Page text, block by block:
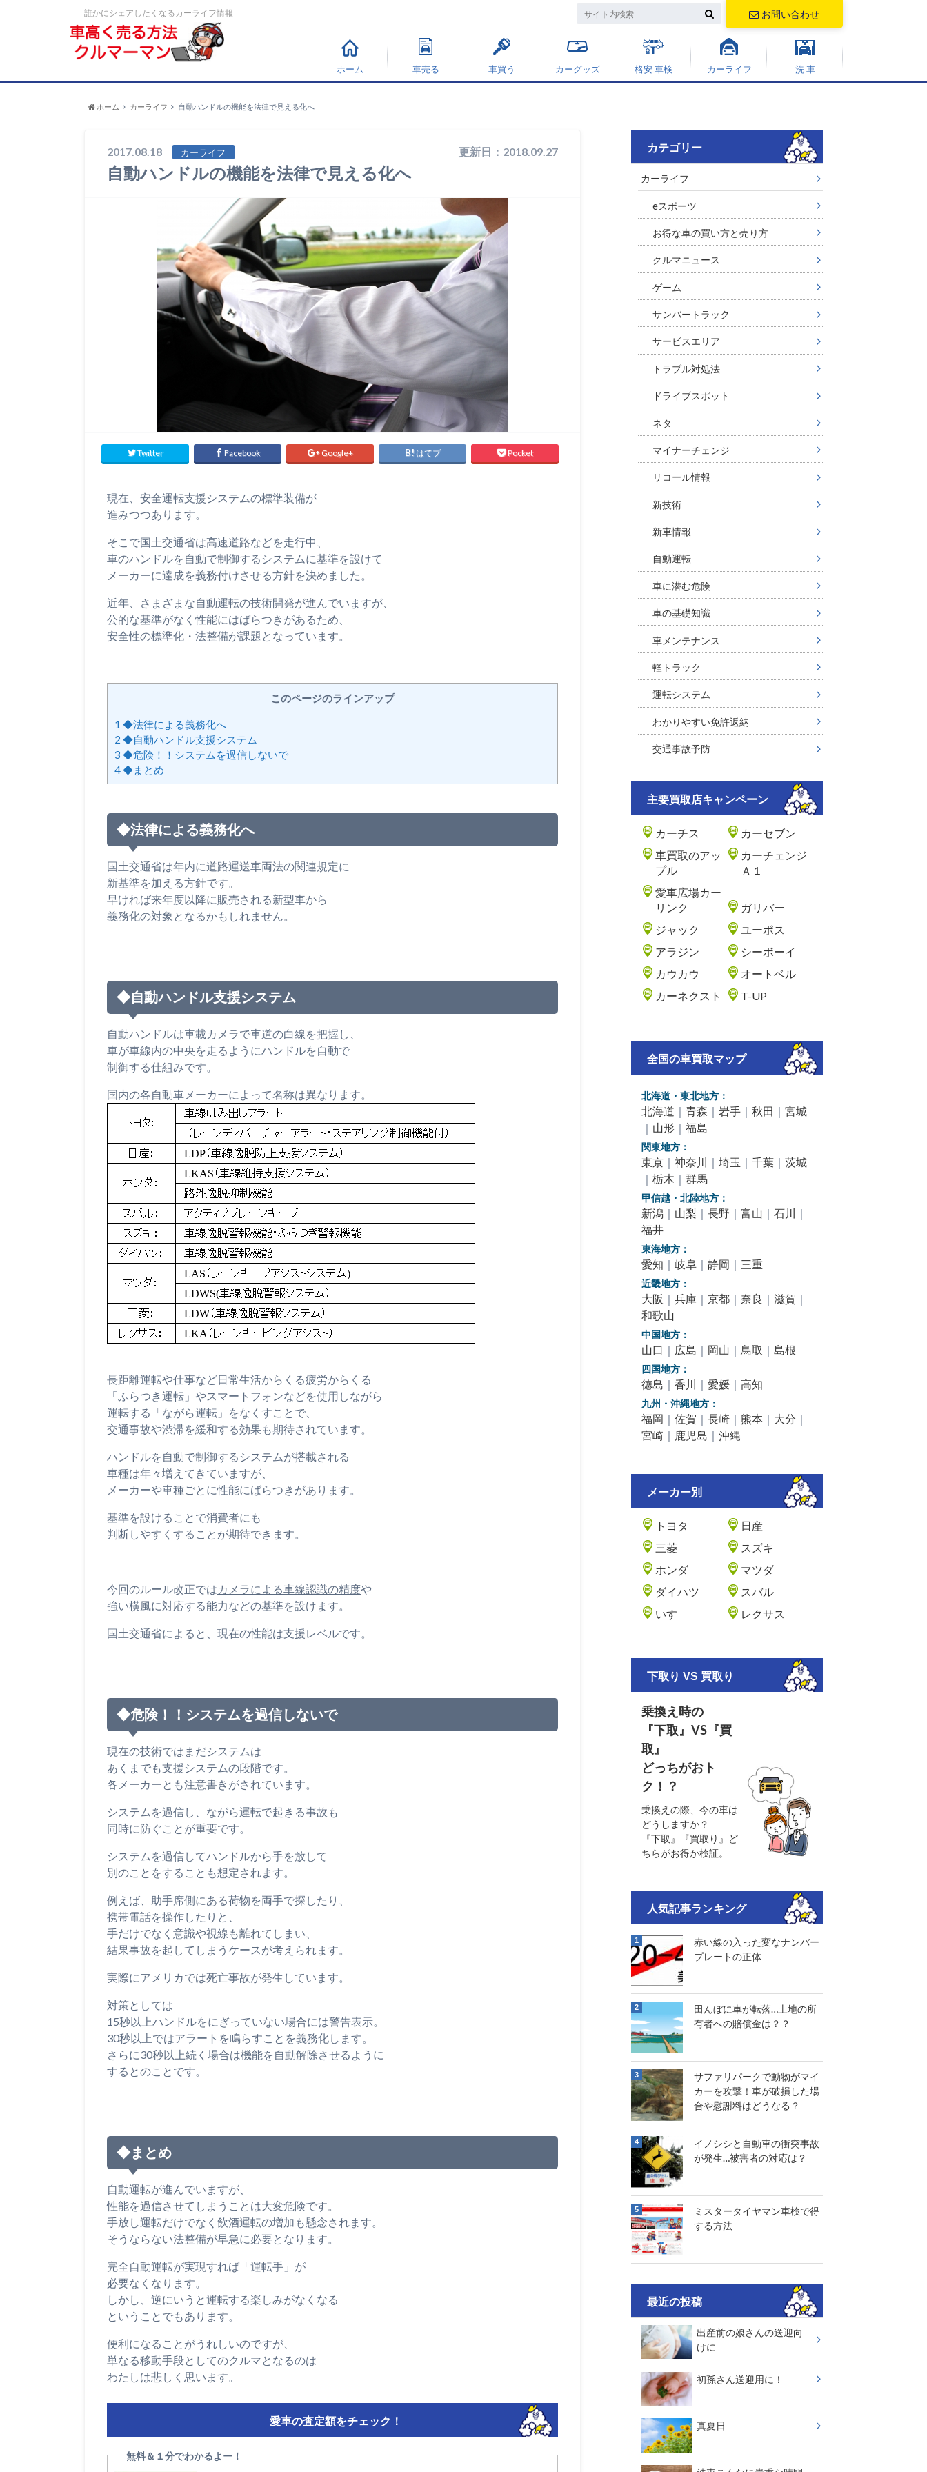
誰かにシェアしたくなるカーライフ情報 お問い合わせ
ホーム 車売る 車買う カーグッズ 格安 車検 カーライフ 洗 車
ホーム カーライフ 自動ハンドルの機能を法律で見える化へ
2017.08.18 カーライフ 更新日：2018.09.27
自動ハンドルの機能を法律で見える化へ
Twitter Facebook Google+ はてブ Pocket
現在、安全運転支援システムの標準装備が
進みつつあります。
そこで国土交通省は高速道路などを走行中、
車のハンドルを自動で制御するシステムに基準を設けて
メーカーに達成を義務付けさせる方針を決めました。
近年、さまざまな自動運転の技術開発が進んでいますが、
公的な基準がなく性能にはばらつきがあるため、
安全性の標準化・法整備が課題となっています。
このページのラインアップ
1 ◆法律による義務化へ
2 ◆自動ハンドル支援システム
3 ◆危険！！システムを過信しないで
4◆まとめ
◆法律による義務化へ
国土交通省は年内に道路運送車両法の関連規定に
新基準を加える方針です。
早ければ来年度以降に販売される新型車から
義務化の対象となるかもしれません。
◆自動ハンドル支援システム
自動ハンドルは車載カメラで車道の白線を把握し、
車が車線内の中央を走るようにハンドルを自動で
制御する仕組みです。
国内の各自動車メーカーによって名称は異なります。
長距離運転や仕事など日常生活からくる疲労からくる
「ふらつき運転」やスマートフォンなどを使用しながら
運転する「ながら運転」をなくすことで、
交通事故や渋滞を緩和する効果も期待されています。
ハンドルを自動で制御するシステムが搭載される
車種は年々増えてきていますが、
メーカーや車種ごとに性能にばらつきがあります。
基準を設けることで消費者にも
判断しやすくすることが期待できます。
今回のルール改正ではカメラによる車線認識の精度や
強い横風に対応する能力などの基準を設けます。
国土交通省によると、現在の性能は支援レベルです。
◆危険！！システムを過信しないで
現在の技術ではまだシステムは
あくまでも支援システムの段階です。
各メーカーとも注意書きがされています。
システムを過信し、ながら運転で起きる事故も
同時に防ぐことが重要です。
システムを過信してハンドルから手を放して
別のことをすることも想定されます。
例えば、助手席側にある荷物を両手で探したり、
携帯電話を操作したりと、
手だけでなく意識や視線も離れてしまい、
結果事故を起してしまうケースが考えられます。
実際にアメリカでは死亡事故が発生しています。
対策としては
15秒以上ハンドルをにぎっていない場合には警告表示。
30秒以上ではアラートを鳴らすことを義務化します。
さらに30秒以上続く場合は機能を自動解除させるように
するとのことです。
◆まとめ
自動運転が進んでいますが、
性能を過信させてしまうことは大変危険です。
手放し運転だけでなく飲酒運転の増加も懸念されます。
そうならない法整備が早急に必要となります。
完全自動運転が実現すれば「運転手」が
必要なくなります。
しかし、逆にいうと運転する楽しみがなくなる
ということでもあります。
便利になることがうれしいのですが、
単なる移動手段としてのクルマとなるのは
わたしは悲しく思います。
愛車の査定額をチェック！
無料＆１分でわかるよー！
カテゴリー
カーライフ
eスポーツ
お得な車の買い方と売り方
クルマニュース
ゲーム
サンバートラック
サービスエリア
トラブル対処法
ドライブスポット
ネタ
マイナーチェンジ
リコール情報
新技術
新車情報
自動運転
車に潜む危険
車の基礎知識
車メンテナンス
軽トラック
運転システム
わかりやすい免許返納
交通事故予防
主要買取店キャンペーン
カーチス
カーセブン
車買取のアッ
プル
カーチェンジ
Ａ１
愛車広場カー
リンク
ガリバー
ジャック
ユーポス
アラジン
シーボーイ
カウカウ
オートベル
カーネクスト
T-UP
全国の車買取マップ
北海道・東北地方：
北海道 ｜ 青森 ｜ 岩手｜ 秋田 ｜ 宮城
｜ 山形｜ 福島
関東地方：
東京｜ 神奈川 ｜ 埼玉 ｜ 千葉｜ 茨城
｜ 栃木 ｜ 群馬
甲信越・北陸地方：
新潟 ｜ 山梨 ｜ 長野 ｜ 富山 ｜ 石川 ｜
福井
東海地方：
愛知 ｜ 岐阜｜ 静岡 ｜ 三重
近畿地方：
大阪 ｜ 兵庫｜ 京都｜ 奈良 ｜ 滋賀 ｜
和歌山
中国地方：
山口 ｜ 広島 ｜ 岡山 ｜ 鳥取 ｜ 島根
四国地方：
徳島 ｜ 香川 ｜ 愛媛｜ 高知
九州・沖縄地方：
福岡 ｜ 佐賀 ｜ 長崎｜ 熊本 ｜ 大分 ｜
宮崎｜ 鹿児島 ｜ 沖縄
メーカー別
トヨタ
日産
三菱
スズキ
ホンダ
マツダ
ダイハツ
スバル
いすゞ
レクサス
下取り VS 買取り
乗換え時の
『下取』VS『買
取』
どっちがおト
ク！？
乗換えの際、今の車は
どうしますか？
『下取』『買取り』ど
ちらがお得か検証。
人気記事ランキング
赤い線の入った変なナンバー
プレートの正体
田んぼに車が転落…土地の所
有者への賠償金は？？
サファリパークで動物がマイ
カーを攻撃！車が破損した場
合や慰謝料はどうなる？
イノシシと自動車の衝突事故
が発生…被害者の対応は？
ミスタータイヤマン車検で得
する方法
最近の投稿
出産前の娘さんの送迎向
けに
初孫さん送迎用に！
真夏日